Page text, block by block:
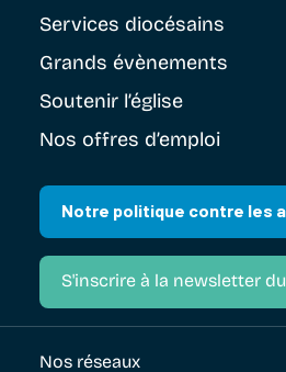
Services diocésains
Grands évènements
Soutenir l’église
Nos offres d’emploi
Notre politique contre les
S'inscrire à la newsletter
Nos réseaux